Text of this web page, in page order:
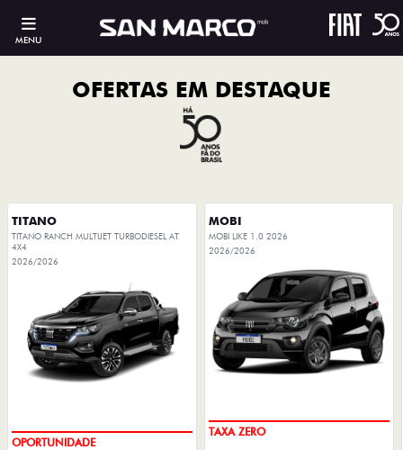
MENU
OFERTAS EM DESTAQUE
TITANO
TITANO RANCH MULTIJET TURBODIESEL AT
4X4
2026/2026
CONDIÇÃO IMPERDÍVEL
MOBI
MOBI LIKE 1.0 2026
2026/2026
PREÇO IMPERDÍVEL